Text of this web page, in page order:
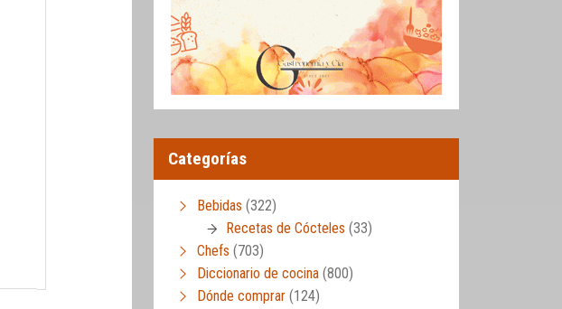
Categorías
Bebidas (322)
Recetas de Cócteles (33)
Chefs (703)
Diccionario de cocina (800)
Dónde comprar (124)